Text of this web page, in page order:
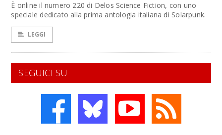
È online il numero 220 di Delos Science Fiction, con uno
speciale dedicato alla prima antologia italiana di Solarpunk.
LEGGI
SEGUICI SU